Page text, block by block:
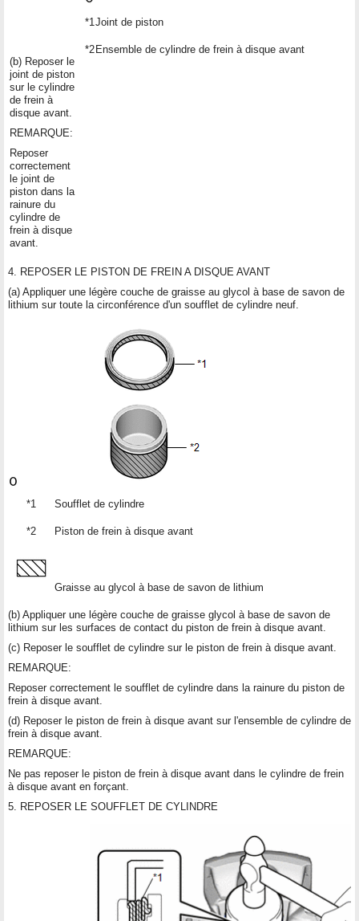
(b) Reposer le
joint de piston
sur le cylindre
de frein à
disque avant.
REMARQUE:
Reposer
correctement
le joint de
piston dans la
rainure du
cylindre de
frein à disque
avant.
*1 Joint de piston
*2Ensemble de cylindre de frein à disque avant
4. REPOSER LE PISTON DE FREIN A DISQUE AVANT
(a) Appliquer une légère couche de graisse au glycol à base de savon de
lithium sur toute la circonférence d'un soufflet de cylindre neuf.
*1 Soufflet de cylindre
*2 Piston de frein à disque avant
Graisse au glycol à base de savon de lithium
(b) Appliquer une légère couche de graisse glycol à base de savon de
lithium sur les surfaces de contact du piston de frein à disque avant.
(c) Reposer le soufflet de cylindre sur le piston de frein à disque avant.
REMARQUE:
Reposer correctement le soufflet de cylindre dans la rainure du piston de
frein à disque avant.
(d) Reposer le piston de frein à disque avant sur l'ensemble de cylindre de
frein à disque avant.
REMARQUE:
Ne pas reposer le piston de frein à disque avant dans le cylindre de frein
à disque avant en forçant.
5. REPOSER LE SOUFFLET DE CYLINDRE